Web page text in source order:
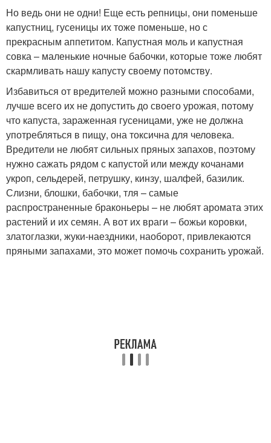
Но ведь они не одни! Еще есть репницы, они поменьше
капустниц, гусеницы их тоже поменьше, но с
прекрасным аппетитом. Капустная моль и капустная
совка – маленькие ночные бабочки, которые тоже любят
скармливать нашу капусту своему потомству.
Избавиться от вредителей можно разными способами,
лучше всего их не допустить до своего урожая, потому
что капуста, зараженная гусеницами, уже не должна
употребляться в пищу, она токсична для человека.
Вредители не любят сильных пряных запахов, поэтому
нужно сажать рядом с капустой или между кочанами
укроп, сельдерей, петрушку, кинзу, шалфей, базилик.
Слизни, блошки, бабочки, тля – самые
распространенные браконьеры – не любят аромата этих
растений и их семян. А вот их враги – божьи коровки,
златоглазки, жуки-наездники, наоборот, привлекаются
пряными запахами, это может помочь сохранить урожай.